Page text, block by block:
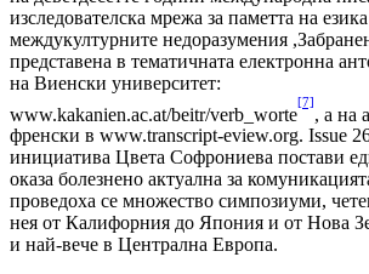
изследователска мрежа за паметта на
междукултурните недоразумения
представена в тематичната електронна
на Виенски университет:
www.kakanien.ac.at/beitr/verb_worte
[7]
, а на
френски в www.transcript-eview.org. Issue
инициатива Цвета Софрониева постави
оказа болезнено актуална за
проведоха се множество симпозиуми,
нея от Калифорния до Япония и от Нова
и най-вече в Централна Европа.